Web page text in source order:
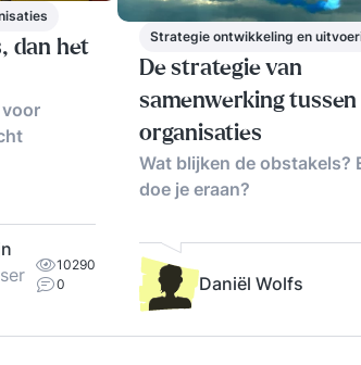
dan het
10290
0
Strategie ontwikkeling en
De strategie van
samenwerking tussen
organisaties
Wat blijken de obstakels?
doe je eraan?
Daniël Wolfs